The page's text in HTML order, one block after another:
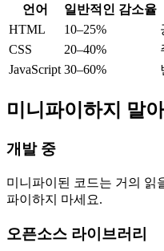
언어 일반적인 감소율
HTML
10–25%
CSS
20–40%
JavaScript 30–60%
미니파이하지 말
개발 중
미니파이된 코드는 거의 읽
파이하지 마세요.
오픈소스 라이브러리